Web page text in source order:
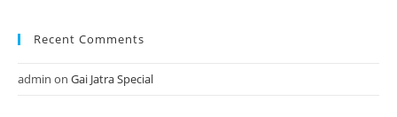
Recent Comments
admin on Gai Jatra Special